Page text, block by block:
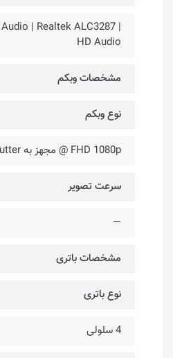
| Realtek ALC3287 |
HD Audio
مشخصات وبکم
نوع وبکم
FHD 1080p @ مجهز به E-camera Shutter
سرعت تصویر
—
مشخصات باتری
نوع باتری
4 سلولی